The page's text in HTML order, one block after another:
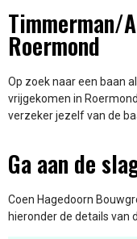
Timmerman/
Roermond
Op zoek naar een baan
vrijgekomen in
verzeker jezelf van de
Ga aan de
Coen Hagedoorn
hieronder de details van